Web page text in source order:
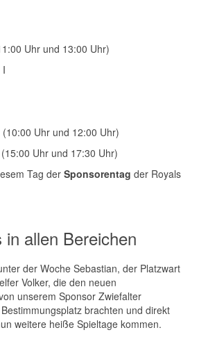
Uhr und 13:00 Uhr)
I
Uhr und 12:00 Uhr)
Uhr und 17:30 Uhr)
Tag der Sponsorentag der Royals
allen Bereichen
der Woche Sebastian, der Platzwart
Volker, die den neuen
unserem Sponsor Zwiefalter
brachten und direkt
weitere heiße Spieltage kommen.